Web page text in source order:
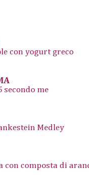
con yogurt greco
me
Medley
con composta di